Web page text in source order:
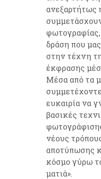
ανεξαρτήτως
φωτογραφίας,
δράση που
στην τέχνη
έκφρασης
Μέσα από τα
ευκαιρία να
βασικές
νέους
αποτύπωσης
κόσμο γύρω
ματιά».